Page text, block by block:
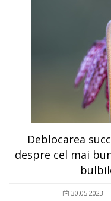
Deblocarea
despre cel mai
30.05.2023